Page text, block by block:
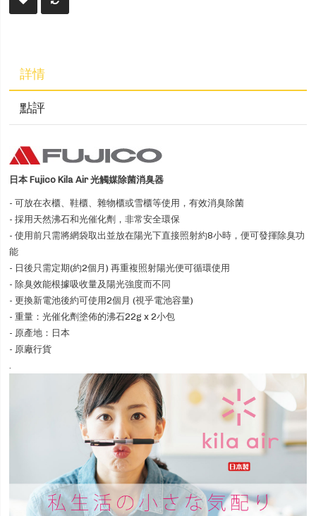
詳情
點評
日本 Fujico Kila Air 光觸媒除菌消臭器
- 可放在衣櫃、鞋櫃、雜物櫃或雪櫃等使用，有效消臭除菌
- 採用天然沸石和光催化劑，非常安全環保
- 使用前只需將網袋取出並放在陽光下直接照射約8小時，便可發揮除臭功
能
- 日後只需定期(約2個月) 再重複照射陽光便可循環使用
- 除臭效能根據吸收量及陽光強度而不同
- 更換新電池後約可使用2個月 (視乎電池容量)
- 重量：光催化劑塗佈的沸石22g x 2小包
- 原產地：日本
- 原廠行貨